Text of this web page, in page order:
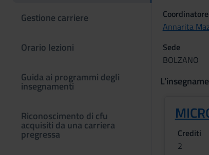
Gestione carriere
Orario lezioni
Guida ai programmi degli
insegnamenti
Riconoscimento di cfu
acquisiti da una carriera
pregressa
Coordinatore
Annarita
Sede
BOLZANO
Crediti
2